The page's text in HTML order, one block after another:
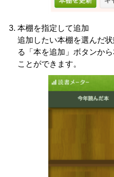
本棚を指定して追加
追加したい本棚を選んだ
る「本を追加」ボタンか
ことができます。